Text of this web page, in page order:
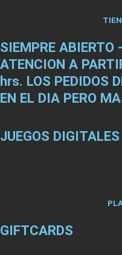
SIEMPRE ABIERTO
ATENCION A
hrs. LOS PEDIDOS
EN EL DIA PERO
JUEGOS DIGITALES
GIFTCARDS